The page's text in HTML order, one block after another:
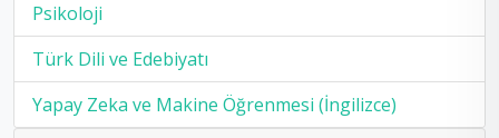
Psikoloji
Türk Dili ve Edebiyatı
Yapay Zeka ve Makine Öğrenmesi (İngilizce)